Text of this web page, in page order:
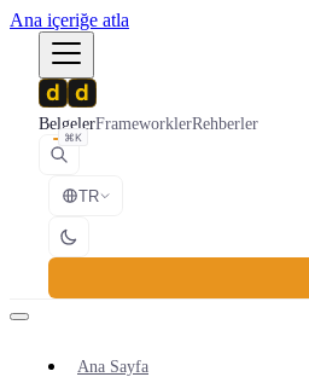
Ana içeriğe atla
BelgelerFrameworklerRehberler
⌘K
TR
Ana Sayfa